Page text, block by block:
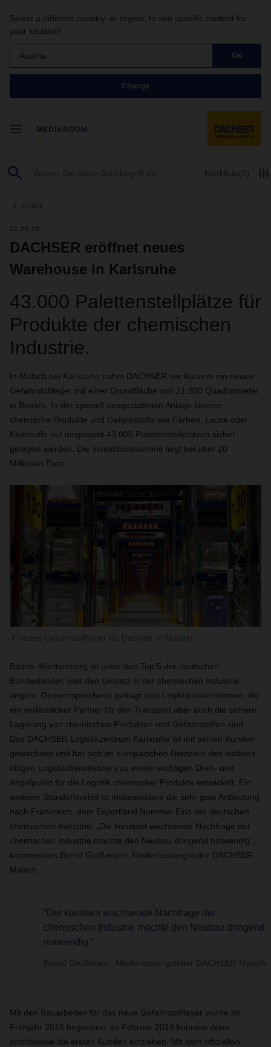
Select a different country, or region, to see specific content for
your location!
Austria OK
Change
MEDIAROOM
Merkliste(0)
Zurück
22.06.20
DACHSER eröffnet neues
Warehouse in Karlsruhe
43.000 Palettenstellplätze für
Produkte der chemischen
Industrie.
In Malsch bei Karlsruhe nahm DACHSER vor Kurzem ein neues
Gefahrstofflager mit einer Grundfläche von 21.800 Quadratmeter
in Betrieb. In der speziell ausgestatteten Anlage können
chemische Produkte und Gefahrstoffe wie Farben, Lacke oder
Klebstoffe auf insgesamt 43.000 Palettenstellplätzen sicher
gelagert werden. Die Investitionssumme liegt bei über 20
Millionen Euro.
Baden-Württemberg ist unter den Top 5 der deutschen
Bundesländer, was den Umsatz in der chemischen Industrie
angeht. Dementsprechend gefragt sind Logistikunternehmen, die
ein verlässlicher Partner für den Transport aber auch die sichere
Lagerung von chemischen Produkten und Gefahrstoffen sind.
Das DACHSER Logistikzentrum Karlsruhe ist mit seinen Kunden
gewachsen und hat sich im europäischen Netzwerk des weltweit
tätigen Logistikdienstleisters zu einem wichtigen Dreh- und
Angelpunkt für die Logistik chemischer Produkte entwickelt. Ein
weiterer Standortvorteil ist insbesondere die sehr gute Anbindung
nach Frankreich, dem Exportland Nummer Eins der deutschen
chemischen Industrie. „Die konstant wachsende Nachfrage der
chemischen Industrie machte den Neubau dringend notwendig“,
kommentiert Bernd Großmann, Niederlassungsleiter DACHSER
Malsch.
“Die konstant wachsende Nachfrage der
chemischen Industrie machte den Neubau dringend
notwendig.”
Bernd Großmann, Niederlassungsleiter DACHSER Malsch
Mit den Bauarbeiten für das neue Gefahrstofflager wurde im
Frühjahr 2018 begonnen, im Februar 2019 konnten dann
schrittweise die ersten Kunden einziehen. Mit dem offiziellen